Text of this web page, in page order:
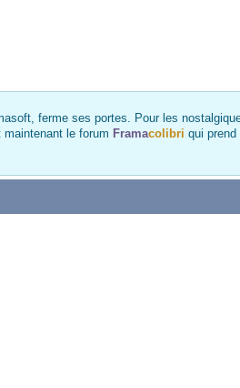
ferme ses portes. Pour les
le forum Framacolibri qui